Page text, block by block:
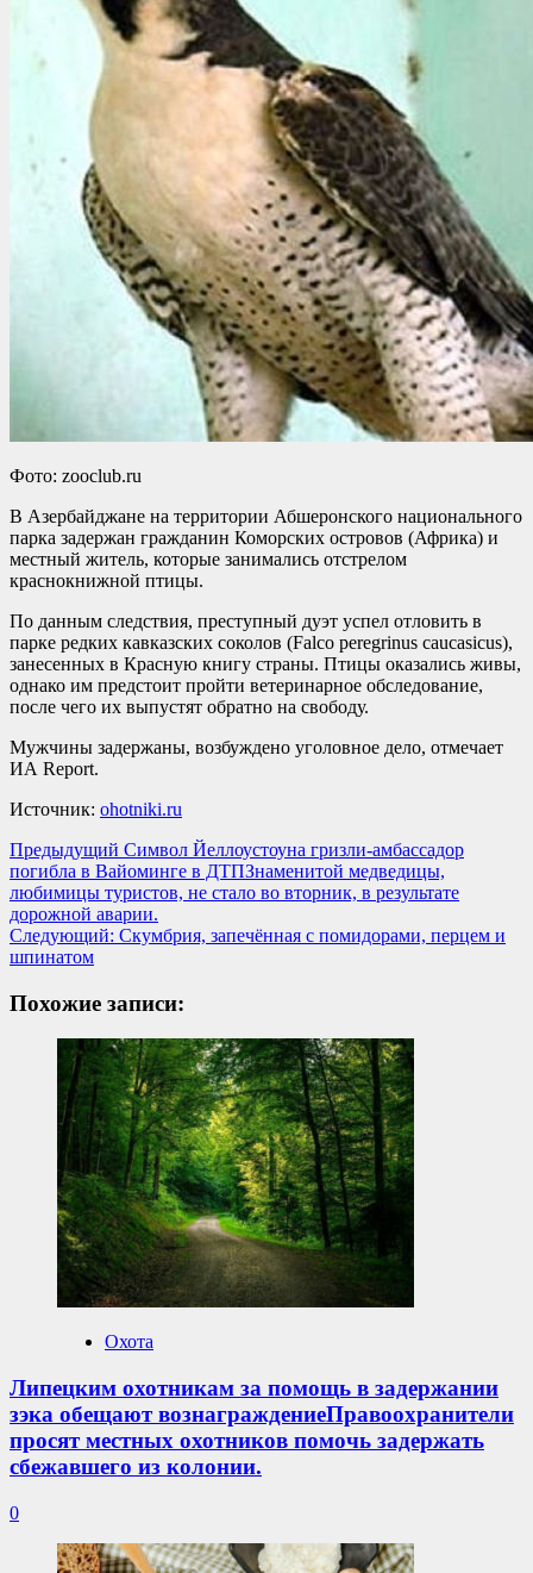
Фото: zooclub.ru
В Азербайджане на территории Абшеронского национального
парка задержан гражданин Коморских островов (Африка) и
местный житель, которые занимались отстрелом
краснокнижной птицы.
По данным следствия, преступный дуэт успел отловить в
парке редких кавказских соколов (Falco peregrinus caucasicus),
занесенных в Красную книгу страны. Птицы оказались живы,
однако им предстоит пройти ветеринарное обследование,
после чего их выпустят обратно на свободу.
Мужчины задержаны, возбуждено уголовное дело, отмечает
ИА Report.
Источник: ohotniki.ru
Навигация
записи
Предыдущий Символ Йеллоустоуна гризли-амбассадор
погибла в Вайоминге в ДТПЗнаменитой медведицы,
любимицы туристов, не стало во вторник, в результате
дорожной аварии.
Следующий: Скумбрия, запечённая с помидорами, перцем и
шпинатом
Похожие записи:
Охота
Липецким охотникам за помощь в задержании
зэка обещают вознаграждениеПравоохранители
просят местных охотников помочь задержать
сбежавшего из колонии.
0